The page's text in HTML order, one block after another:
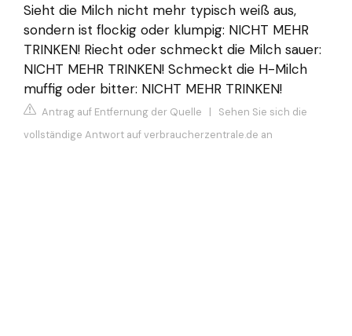
Sieht die Milch nicht mehr typisch weiß aus,
sondern ist flockig oder klumpig: NICHT MEHR
TRINKEN! Riecht oder schmeckt die Milch sauer:
NICHT MEHR TRINKEN! Schmeckt die H-Milch
muffig oder bitter: NICHT MEHR TRINKEN!
Antrag auf Entfernung der Quelle | Sehen Sie sich die
vollständige Antwort auf verbraucherzentrale.de an